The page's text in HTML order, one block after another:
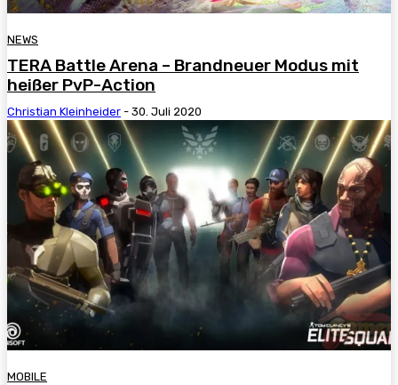
NEWS
TERA Battle Arena – Brandneuer Modus mit
heißer PvP-Action
Christian Kleinheider - 30. Juli 2020
MOBILE